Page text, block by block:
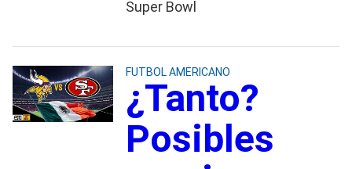
Super Bowl
FUTBOL AMERICANO
¿Tanto?
Posibles